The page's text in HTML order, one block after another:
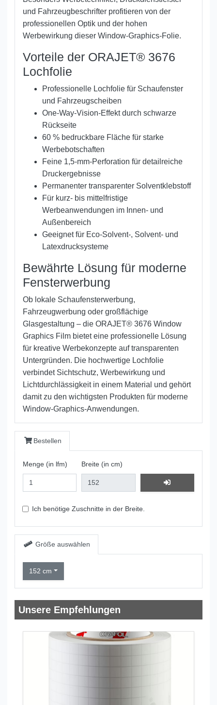
und Fahrzeugbeschrifter profitieren von der
professionellen Optik und der hohen
Werbewirkung dieser Window-Graphics-Folie.
Vorteile der ORAJET® 3676
Lochfolie
Professionelle Lochfolie für Schaufenster
und Fahrzeugscheiben
One-Way-Vision-Effekt durch schwarze
Rückseite
60 % bedruckbare Fläche für starke
Werbebotschaften
Feine 1,5-mm-Perforation für detailreiche
Druckergebnisse
Permanenter transparenter Solventklebstoff
Für kurz- bis mittelfristige
Werbeanwendungen im Innen- und
Außenbereich
Geeignet für Eco-Solvent-, Solvent- und
Latexdrucksysteme
Bewährte Lösung für moderne
Fensterwerbung
Ob lokale Schaufensterwerbung,
Fahrzeugwerbung oder großflächige
Glasgestaltung – die ORAJET® 3676 Window
Graphics Film bietet eine professionelle Lösung
für kreative Werbekonzepte auf transparenten
Untergründen. Die hochwertige Lochfolie
verbindet Sichtschutz, Werbewirkung und
Lichtdurchlässigkeit in einem Material und gehört
damit zu den wichtigsten Produkten für moderne
Window-Graphics-Anwendungen.
Bestellen
Menge (in lfm) Breite (in cm)
Ich benötige Zuschnitte in der Breite.
Größe auswählen
152 cm
Unsere Empfehlungen